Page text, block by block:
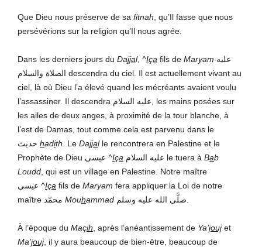
Que Dieu nous préserve de sa fitnah , qu’Il fasse que nous
persévérions sur la religion qu’Il nous agrée.
Dans les derniers jours du Dajjal, ^Iça fils de Maryam
الصلاة والسلام descendra du ciel. Il est actuellement vivant au
ciel, là où Dieu l’a élevé quand les mécréants avaient voulu
l’assassiner. Il descendra عليه السلام, les mains posées sur
les ailes de deux anges, à proximité de la tour blanche, à
l’est de Damas, tout comme cela est parvenu dans le
حديث hadith . Le Dajjalle rencontrera en Palestine et le
^Iça عليه السلام le tuera à Bab
Loudd , qui est un village en Palestine. Notre maître
^Iça fils de Maryam fera appliquer la Loi de notre
Mouhammad
À l’époque du Maçih , après l’anéantissement de Ya’joujet
Ma’jouj, il y aura beaucoup de bien-être, beaucoup de